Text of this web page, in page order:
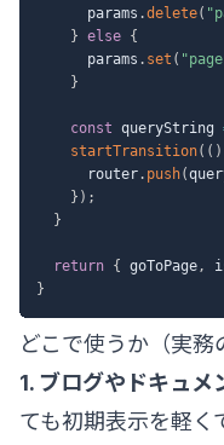
      params
.delete(
} else {
      params
. set (
}
const queryString
startTransition( ( )
      router
. push(
} ) ;
}
return { goToPage,
}
どこで使うか（実務
1. ブログやドキュメ
ても初期表示を軽く